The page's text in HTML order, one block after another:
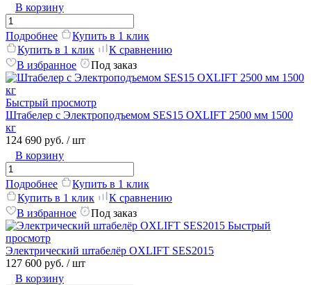
В корзину
Подробнее
Купить в 1 клик
Купить в 1 клик
К сравнению
В избранное
Под заказ
Быстрый просмотр
Штабелер с Электроподъемом SES15 OXLIFT 2500 мм 1500
кг
124 690 руб. / шт
В корзину
Подробнее
Купить в 1 клик
Купить в 1 клик
К сравнению
В избранное
Под заказ
Быстрый
просмотр
Электрический штабелёр OXLIFT SES2015
127 600 руб. / шт
В корзину